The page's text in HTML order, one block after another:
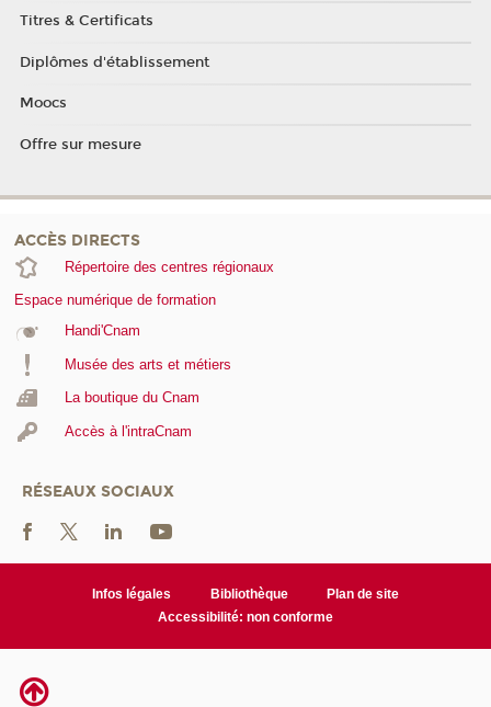
Titres & Certificats
Diplômes d'établissement
Moocs
Offre sur mesure
ACCÈS DIRECTS
Répertoire des centres régionaux
Espace numérique de formation
Handi'Cnam
Musée des arts et métiers
La boutique du Cnam
Accès à l'intraCnam
RÉSEAUX SOCIAUX
Infos légales Bibliothèque
Plan de site
Accessibilité: non conforme